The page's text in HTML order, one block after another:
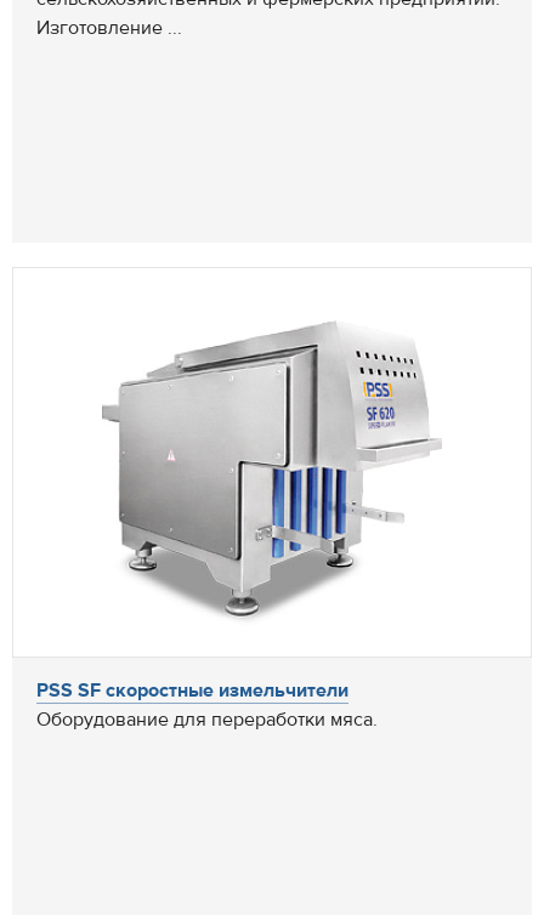
Изготовление ...
PSS SF скоростные измельчители
Оборудование для переработки мяса.